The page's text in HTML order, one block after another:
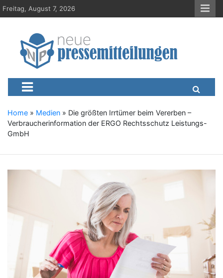
S
k
Freitag, August 7, 2026
Neue-
Presseportal, Nachrichten, News, Meldungen, Wirtschaft
Home » Medien » Die größten Irrtümer beim Vererben –
Verbraucherinformation der ERGO Rechtsschutz Leistungs-
GmbH